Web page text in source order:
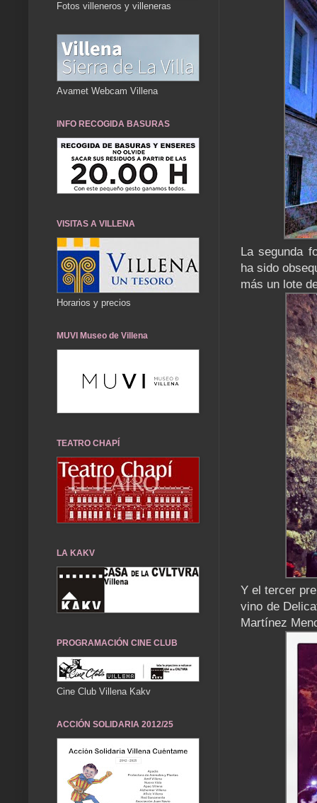
La segunda
ha sido
más un lote
Y el tercer
vino de
Martínez
Fotos villeneros y villeneras
Avamet Webcam Villena
INFO RECOGIDA BASURAS
VISITAS A VILLENA
Horarios y precios
MUVI Museo de Villena
TEATRO CHAPÍ
LA KAKV
PROGRAMACIÓN CINE CLUB
Cine Club Villena Kakv
ACCIÓN SOLIDARIA 2012/25